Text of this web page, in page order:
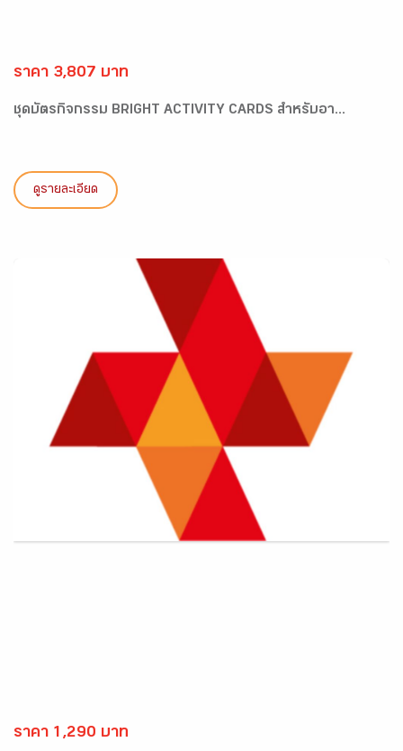
ราคา 3,807 บาท
ชุดบัตรกิจกรรม BRIGHT ACTIVITY CARDS สำหรับอา...
ดูรายละเอียด
ราคา 1,290 บาท